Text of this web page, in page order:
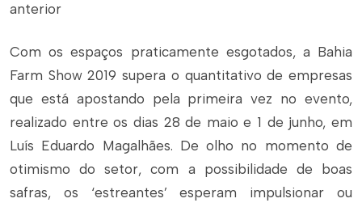
anterior
Com os espaços praticamente esgotados, a Bahia
Farm Show 2019 supera o quantitativo de empresas
que está apostando pela primeira vez no evento,
realizado entre os dias 28 de maio e 1 de junho, em
Luís Eduardo Magalhães. De olho no momento de
otimismo do setor, com a possibilidade de boas
safras, os ‘estreantes’ esperam impulsionar ou